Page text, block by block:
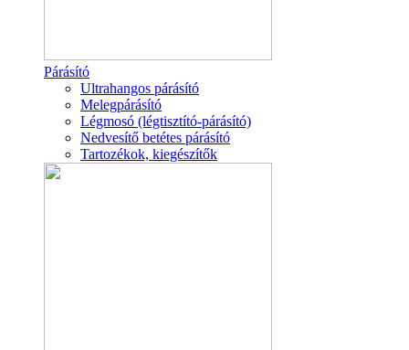
Párásító
Ultrahangos párásító
Melegpárásító
Légmosó (légtisztító-párásító)
Nedvesítő betétes párásító
Tartozékok, kiegészítők